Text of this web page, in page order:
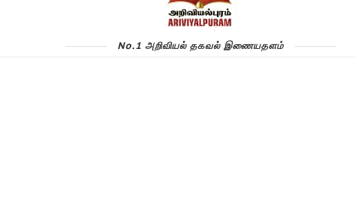
No.1 அறிவியல் தகவல் இணையதளம்